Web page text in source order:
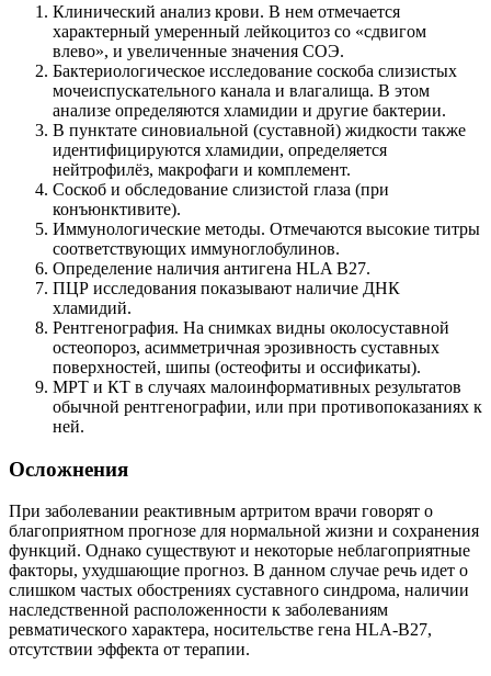
Клинический анализ крови. В нем отмечается
характерный умеренный лейкоцитоз со «сдвигом
влево», и увеличенные значения СОЭ.
Бактериологическое исследование соскоба слизистых
мочеиспускательного канала и влагалища. В этом
анализе определяются хламидии и другие бактерии.
В пунктате синовиальной (суставной) жидкости также
идентифицируются хламидии, определяется
нейтрофилёз, макрофаги и комплемент.
Соскоб и обследование слизистой глаза (при
конъюнктивите).
Иммунологические методы. Отмечаются высокие титры
соответствующих иммуноглобулинов.
Определение наличия антигена HLA B27.
ПЦР исследования показывают наличие ДНК
хламидий.
Рентгенография. На снимках видны околосуставной
остеопороз, асимметричная эрозивность суставных
поверхностей, шипы (остеофиты и оссификаты).
МРТ и КТ в случаях малоинформативных результатов
обычной рентгенографии, или при противопоказаниях к
ней.
Осложнения
При заболевании реактивным артритом врачи говорят о
благоприятном прогнозе для нормальной жизни и сохранения
функций. Однако существуют и некоторые неблагоприятные
факторы, ухудшающие прогноз. В данном случае речь идет о
слишком частых обострениях суставного синдрома, наличии
наследственной расположенности к заболеваниям
ревматического характера, носительстве гена HLA-B27,
отсутствии эффекта от терапии.